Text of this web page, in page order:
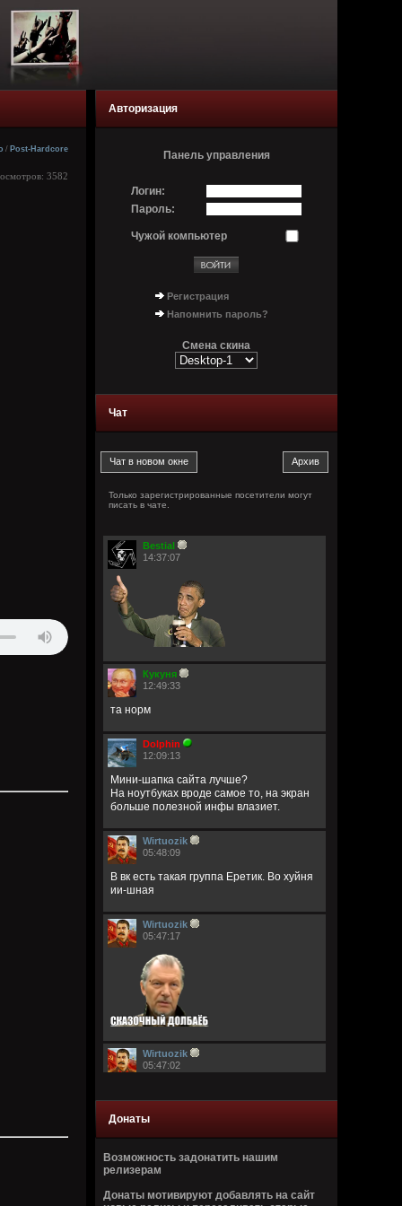
/ Post-Hardcore
3582
Авторизация
Панель управления
Логин:
Пароль:
Чужой компьютер
Регистрация
Напомнить пароль?
Смена скина
Чат
Только зарегистрированные посетители могут
писать в чате.
Bestial
14:37:07
Кукуня
12:49:33
та норм
Dolphin
12:09:13
Мини-шапка сайта лучше?
На ноутбуках вроде самое то, на экран
больше полезной инфы влазиет.
Wirtuozik
05:48:09
В вк есть такая группа Еретик. Во хуйня
ии-шная
Wirtuozik
05:47:17
Wirtuozik
05:47:02
05:46:44
Донаты
Возможность задонатить нашим
релизерам
Донаты мотивируют добавлять на сайт